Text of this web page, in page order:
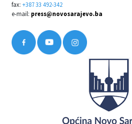
fax: +387 33 492-342
e-mail: press@novosarajevo.ba